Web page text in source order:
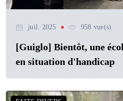
juil. 2025 958 vue(s)
[Guiglo] Bientôt, une
en situation d'handicap